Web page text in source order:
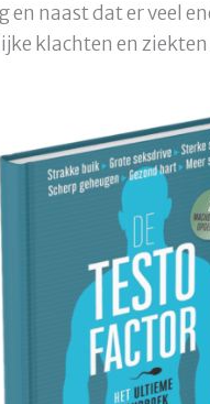
naast dat er veel
klachten en ziekten